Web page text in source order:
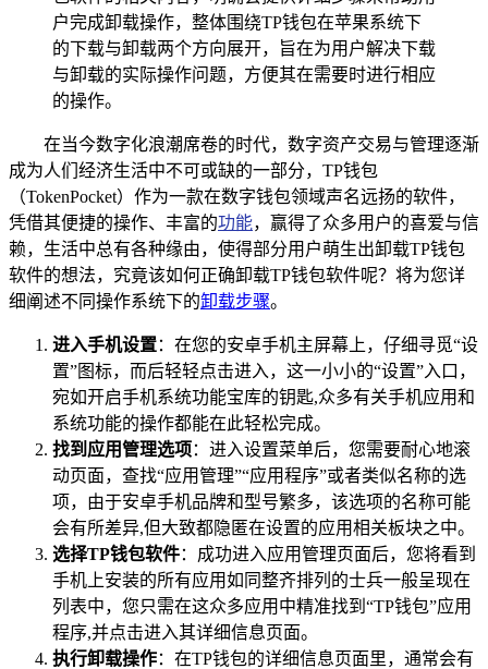
户完成卸载操作，整体围绕TP钱包在苹果系统下
的下载与卸载两个方向展开，旨在为用户解决下载
与卸载的实际操作问题，方便其在需要时进行相应
的操作。
在当今数字化浪潮席卷的时代，数字资产交易与管理逐渐
成为人们经济生活中不可或缺的一部分，TP钱包
（TokenPocket）作为一款在数字钱包领域声名远扬的软件，
凭借其便捷的操作、丰富的功能，赢得了众多用户的喜爱与信
赖，生活中总有各种缘由，使得部分用户萌生出卸载TP钱包
软件的想法，究竟该如何正确卸载TP钱包软件呢？将为您详
细阐述不同操作系统下的卸载步骤。
进入手机设置：在您的安卓手机主屏幕上，仔细寻觅“设
置”图标，而后轻轻点击进入，这一小小的“设置”入口，
宛如开启手机系统功能宝库的钥匙,众多有关手机应用和
系统功能的操作都能在此轻松完成。
找到应用管理选项 ：进入设置菜单后，您需要耐心地滚
动页面，查找“应用管理”“应用程序”或者类似名称的选
项，由于安卓手机品牌和型号繁多，该选项的名称可能
会有所差异,但大致都隐匿在设置的应用相关板块之中。
选择TP钱包软件：成功进入应用管理页面后，您将看到
手机上安装的所有应用如同整齐排列的士兵一般呈现在
列表中，您只需在这众多应用中精准找到“TP钱包”应用
程序,并点击进入其详细信息页面。
执行卸载操作：在TP钱包的详细信息页面里，通常会有